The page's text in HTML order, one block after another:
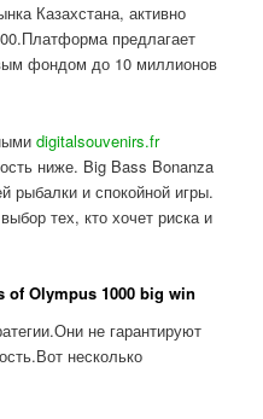
Казахстана, активно
предлагает
фондом до 10 миллионов
digitalsouvenirs.fr
ниже. Big Bass Bonanza
рыбалки и спокойной игры.
тех, кто хочет риска и
of Olympus 1000 big win
не гарантируют
несколько